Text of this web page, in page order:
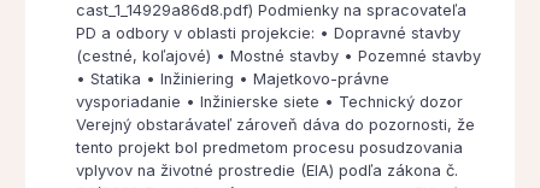
cast_1_14929a86d8.pdf) Podmienky na spracovateľa
PD a odbory v oblasti projekcie: • Dopravné stavby
(cestné, koľajové) • Mostné stavby • Pozemné stavby
• Statika • Inžiniering • Majetkovo-právne
vysporiadanie • Inžinierske siete • Technický dozor
Verejný obstarávateľ zároveň dáva do pozornosti, že
tento projekt bol predmetom procesu posudzovania
vplyvov na životné prostredie (EIA) podľa zákona č.